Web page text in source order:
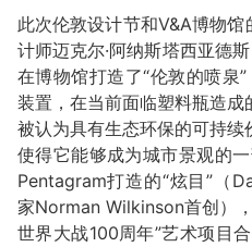
此次伦敦设计节和V&A博物
计师迈克尔·阿纳斯塔西亚德
在博物馆打造了“伦敦的喷泉
装置，在当前面临塑料瓶造
被认为具有生态环保的可持
使得它能够成为城市景观的
Pentagram打造的“炫目”（
家Norman Wilkinson首创）
世界大战100周年”艺术项目